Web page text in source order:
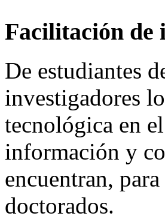
Facilitación de
De estudiantes
investigadores
tecnológica en
información y
encuentran,
doctorados.